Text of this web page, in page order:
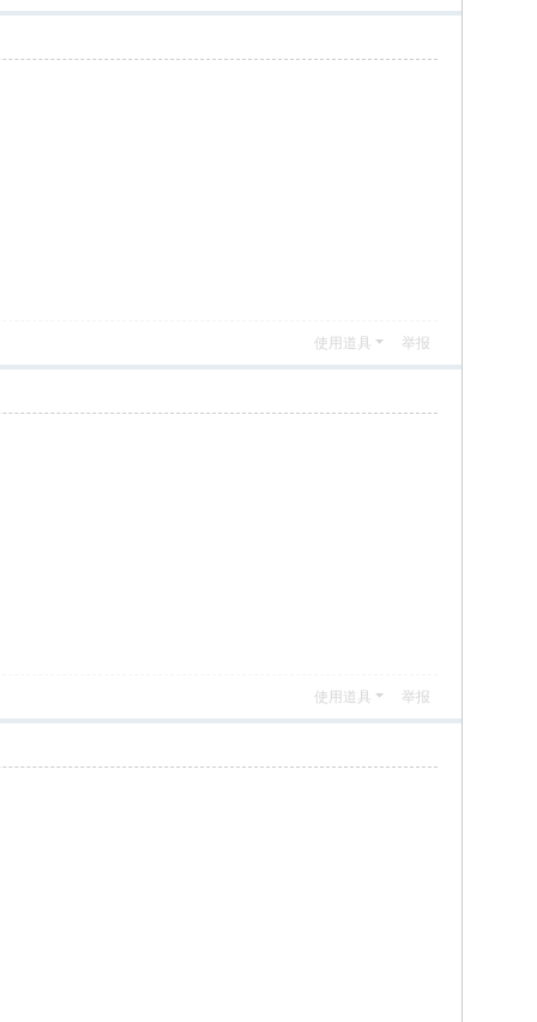
使用道具 举报
使用道具 举报